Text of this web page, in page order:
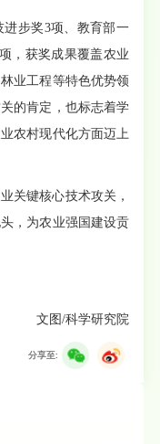
进步奖3项、教育部一
，获奖成果覆盖农业
业工程等特色优势领
的肯定，也标志着学
农村现代化方面迈上
关键核心技术攻关，
，为农业强国建设贡
文图/科学研究院
分享至: